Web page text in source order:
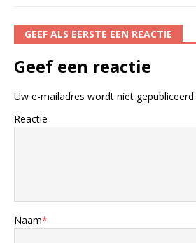
GEEF ALS EERSTE EEN REACTIE
Geef een reactie
Uw e-mailadres wordt niet gepubliceerd.
Reactie
Naam*